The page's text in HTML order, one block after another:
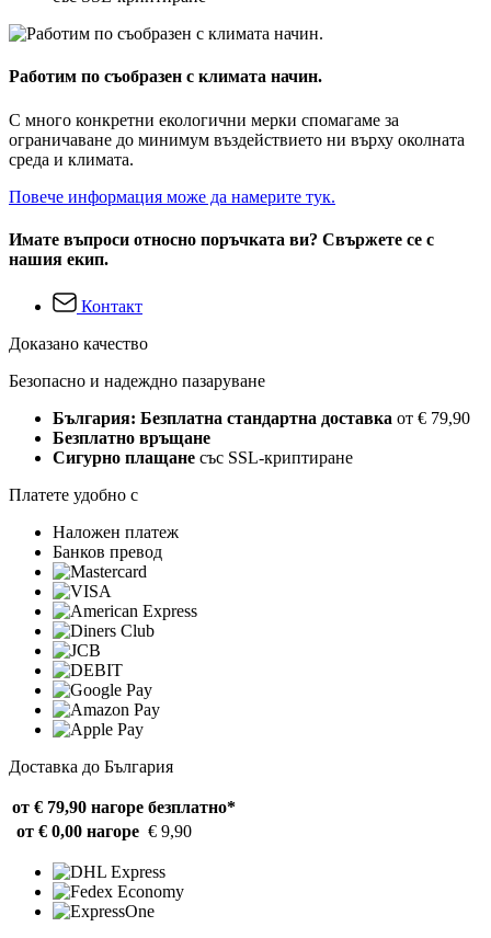
Работим по съобразен с климата начин.
С много конкретни екологични мерки спомагаме за
ограничаване до минимум въздействието ни върху околната
среда и климата.
Повече информация може да намерите тук.
Имате въпроси относно поръчката ви? Свържете се с
нашия екип.
Контакт
Доказано качество
Безопасно и надеждно пазаруване
България: Безплатна стандартна доставка от € 79,90
Безплатно връщане
Сигурно плащане със SSL-криптиране
Платете удобно с
Наложен платеж
Банков превод
Доставка до България
от € 79,90 нагоре безплатно*
от € 0,00 нагоре € 9,90